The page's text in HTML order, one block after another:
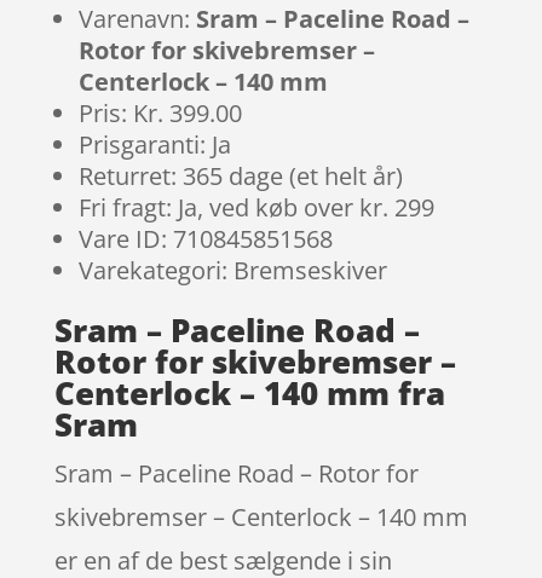
Varenavn: Sram – Paceline Road –
Rotor for skivebremser –
Centerlock – 140 mm
Pris: Kr. 399.00
Prisgaranti: Ja
Returret: 365 dage (et helt år)
Fri fragt: Ja, ved køb over kr. 299
Vare ID: 710845851568
Varekategori: Bremseskiver
Sram – Paceline Road –
Rotor for skivebremser –
Centerlock – 140 mm fra
Sram
Sram – Paceline Road – Rotor for
skivebremser – Centerlock – 140 mm
er en af de best sælgende i sin